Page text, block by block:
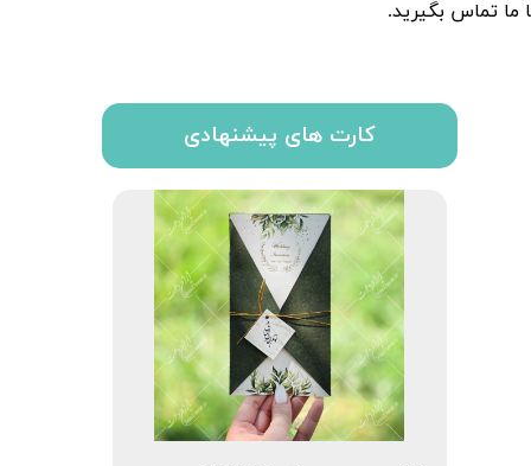
کارت های پیشنهادی
ما تماس بگیرید.